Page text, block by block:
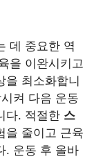
데 중요한 역
을 이완시키고
을 최소화합니
켜 다음 운동
다. 적절한 스
을 줄이고 근육
. 운동 후 올바